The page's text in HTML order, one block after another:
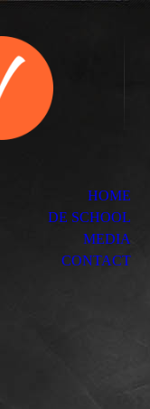
HOME
DE SCHOOL
MEDIA
CONTACT